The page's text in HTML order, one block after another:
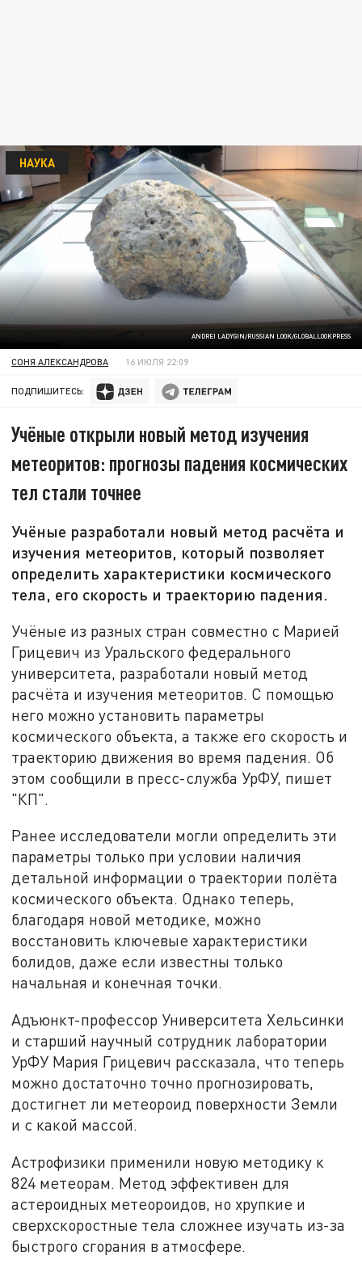
ANDREI LADYGIN/RUSSIAN LOOK/GLOBALLOOKPRESS
НАУКА
СОНЯ АЛЕКСАНДРОВА 16 ИЮЛЯ 22:09
ПОДПИШИТЕСЬ:
Учёные открыли новый метод изучения
метеоритов: прогнозы падения космических
тел стали точнее
Учёные разработали новый метод расчёта и
изучения метеоритов, который позволяет
определить характеристики космического
тела, его скорость и траекторию падения.
Учёные из разных стран совместно с Марией
Грицевич из Уральского федерального
университета, разработали новый метод
расчёта и изучения метеоритов. С помощью
него можно установить параметры
космического объекта, а также его скорость и
траекторию движения во время падения. Об
этом сообщили в пресс-служба УрФУ, пишет
"КП".
Ранее исследователи могли определить эти
параметры только при условии наличия
детальной информации о траектории полёта
космического объекта. Однако теперь,
благодаря новой методике, можно
восстановить ключевые характеристики
болидов, даже если известны только
начальная и конечная точки.
Адъюнкт-профессор Университета Хельсинки
и старший научный сотрудник лаборатории
УрФУ Мария Грицевич рассказала, что теперь
можно достаточно точно прогнозировать,
достигнет ли метеороид поверхности Земли
и с какой массой.
Астрофизики применили новую методику к
824 метеорам. Метод эффективен для
астероидных метеороидов, но хрупкие и
сверхскоростные тела сложнее изучать из-за
быстрого сгорания в атмосфере.